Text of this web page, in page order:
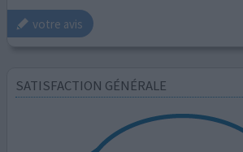
votre avis
SATISFACTION GÉNÉRALE